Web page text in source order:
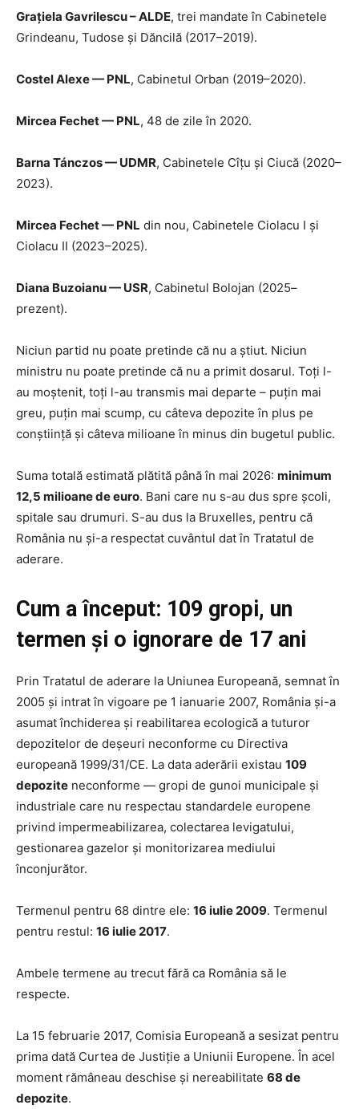
Grațiela Gavrilescu – ALDE, trei mandate în Cabinetele
Grindeanu, Tudose și Dăncilă (2017–2019).
Costel Alexe — PNL, Cabinetul Orban (2019–2020).
Mircea Fechet — PNL, 48 de zile în 2020.
Barna Tánczos — UDMR, Cabinetele Cîțu și Ciucă (2020–
2023).
Mircea Fechet — PNL din nou, Cabinetele Ciolacu I și
Ciolacu II (2023–2025).
Diana Buzoianu — USR, Cabinetul Bolojan (2025–
prezent).
Niciun partid nu poate pretinde că nu a știut. Niciun
ministru nu poate pretinde că nu a primit dosarul. Toți l-
au moștenit, toți l-au transmis mai departe – puțin mai
greu, puțin mai scump, cu câteva depozite în plus pe
conștiință și câteva milioane în minus din bugetul public.
Suma totală estimată plătită până în mai 2026: minimum
12,5 milioane de euro. Bani care nu s-au dus spre școli,
spitale sau drumuri. S-au dus la Bruxelles, pentru că
România nu și-a respectat cuvântul dat în Tratatul de
aderare.
Cum a început: 109 gropi, un
termen și o ignorare de 17 ani
Prin Tratatul de aderare la Uniunea Europeană, semnat în
2005 și intrat în vigoare pe 1 ianuarie 2007, România și-a
asumat închiderea și reabilitarea ecologică a tuturor
depozitelor de deșeuri neconforme cu Directiva
europeană 1999/31/CE. La data aderării existau 109
depozite neconforme — gropi de gunoi municipale și
industriale care nu respectau standardele europene
privind impermeabilizarea, colectarea levigatului,
gestionarea gazelor și monitorizarea mediului
înconjurător.
Termenul pentru 68 dintre ele: 16 iulie 2009. Termenul
pentru restul: 16 iulie 2017.
Ambele termene au trecut fără ca România să le
respecte.
La 15 februarie 2017, Comisia Europeană a sesizat pentru
prima dată Curtea de Justiție a Uniunii Europene. În acel
moment rămâneau deschise și nereabilitate 68 de
depozite.